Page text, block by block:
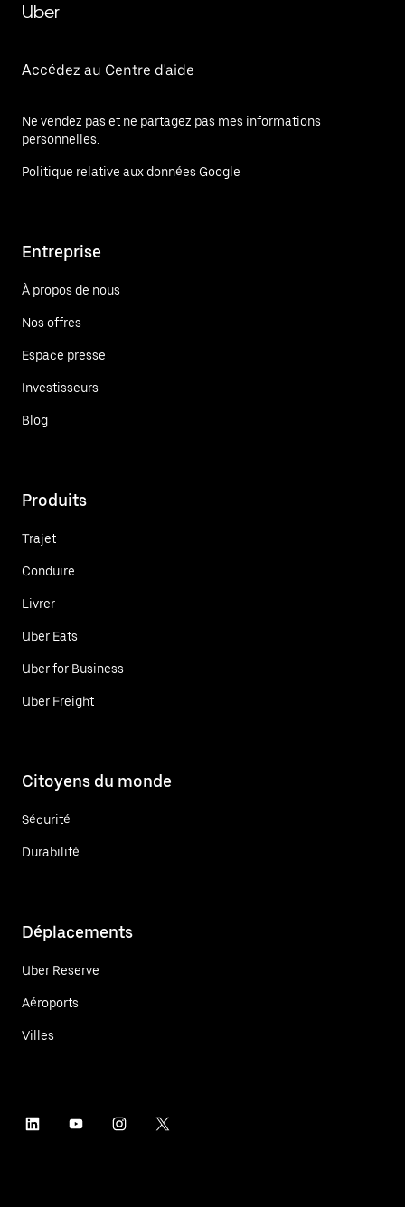
Uber
Accédez au Centre d'aide
Ne vendez pas et ne partagez pas mes informations
personnelles.
Politique relative aux données Google
Entreprise
À propos de nous
Nos offres
Espace presse
Investisseurs
Blog
Produits
Trajet
Conduire
Livrer
Uber Eats
Uber for Business
Uber Freight
Citoyens du monde
Sécurité
Durabilité
Déplacements
Uber Reserve
Aéroports
Villes